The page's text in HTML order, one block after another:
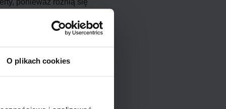
O plikach cookies
ponieważ różnią się
nieprzyjemnych